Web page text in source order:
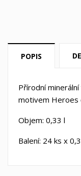
POPIS
Přírodní
motivem Heroes
Objem: 0,33 l
Balení: 24 ks x